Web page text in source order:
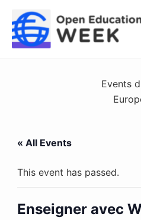
content
Events
« All Events
This event has passed.
Enseigner avec